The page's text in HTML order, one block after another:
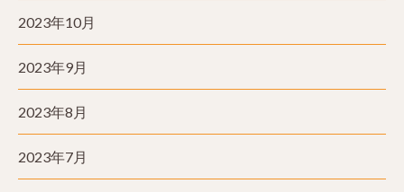
2023年10月
2023年9月
2023年8月
2023年7月